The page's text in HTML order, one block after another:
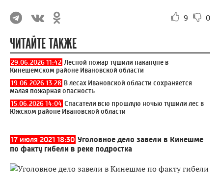
9 0
ЧИТАЙТЕ ТАКЖЕ
29.06.2026 11:42 Лесной пожар тушили накануне в
Кинешемском районе Ивановской области
19.06.2026 13:28 В лесах Ивановской области сохраняется
малая пожарная опасность
15.06.2026 14:04 Спасатели всю прошлую ночью тушили лес в
Южском районе Ивановской области
17 июля 2021 18:30 Уголовное дело завели в Кинешме
по факту гибели в реке подростка